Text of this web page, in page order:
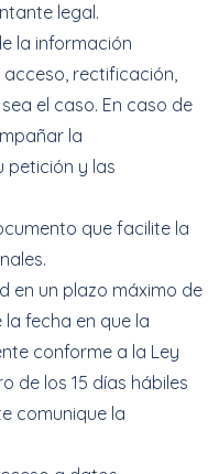
legal.
la información
rectificación,
el caso. En caso de
la
petición y las
que facilite la
en un plazo máximo de
fecha en que la
conforme a la Ley
de los 15 días hábiles
comunique la